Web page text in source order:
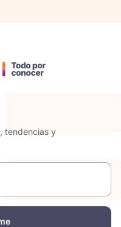
tendencias y